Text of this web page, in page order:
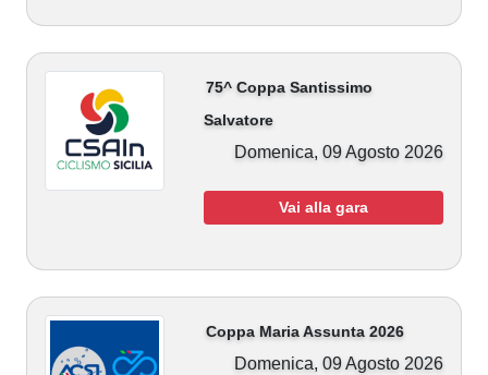
75^ Coppa Santissimo
Salvatore
Domenica, 09 Agosto 2026
Vai alla gara
Coppa Maria Assunta 2026
Domenica, 09 Agosto 2026